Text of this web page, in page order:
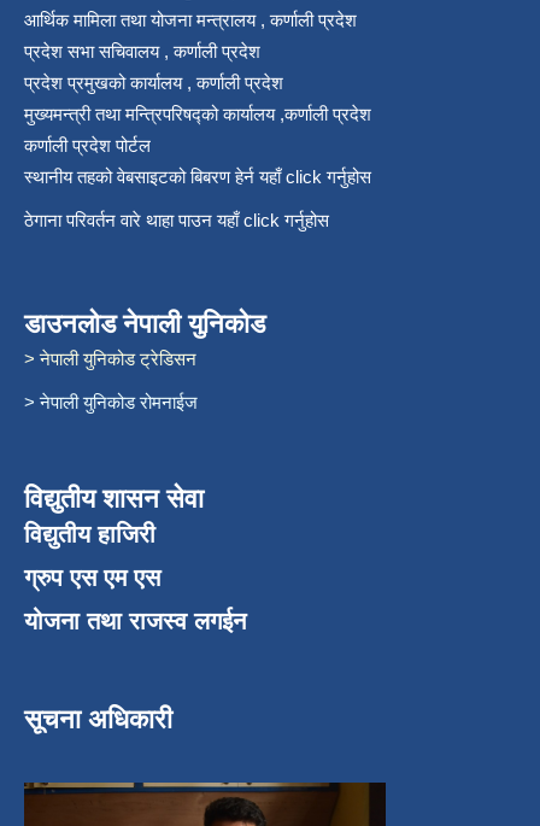
आर्थिक मामिला तथा योजना मन्त्रालय , कर्णाली प्रदेश
प्रदेश सभा सचिवालय , कर्णाली प्रदेश
प्रदेश प्रमुखको कार्यालय , कर्णाली प्रदेश
मुख्यमन्त्री तथा मन्त्रिपरिषद्को कार्यालय ,कर्णाली प्रदेश
कर्णाली प्रदेश पोर्टल
स्थानीय तहको वेबसाइटको बिबरण हेर्न यहाँ click गर्नुहोस
ठेगाना परिवर्तन वारे थाहा पाउन यहाँ click गर्नुहोस
डाउनलोड नेपाली युनिकोड
> नेपाली युनिकोड ट्रेडिसन
> नेपाली युनिकोड रोमनाईज
विद्युतीय शासन सेवा
विद्युतीय हाजिरी
ग्रुप एस एम एस
योजना तथा राजस्व लगईन
सूचना अधिकारी